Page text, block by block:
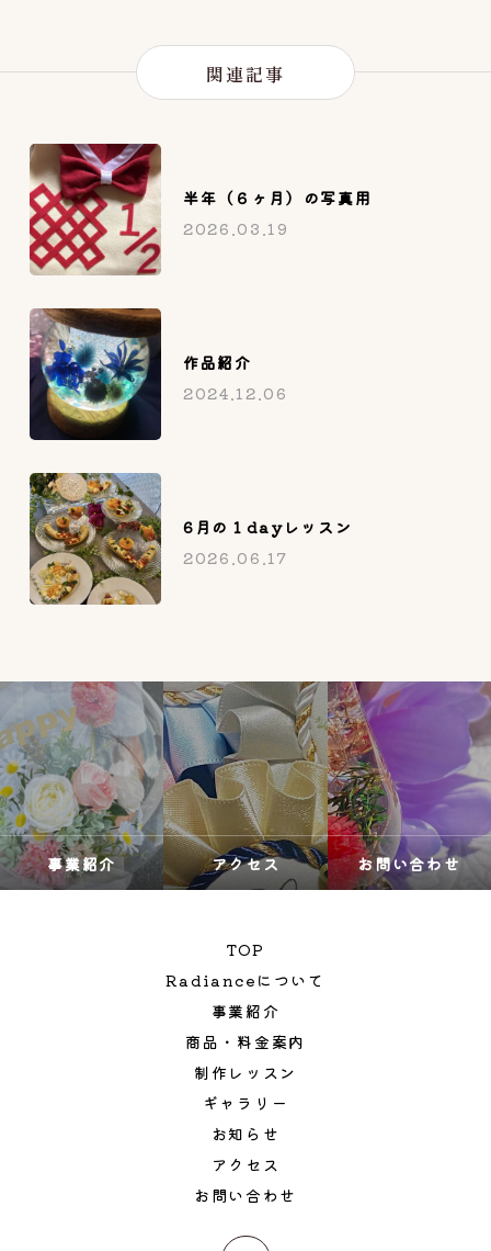
関連記事
半年（６ヶ月）の写真用
2026.03.19
作品紹介
2024.12.06
6月の１dayレッスン
2026.06.17
事業紹介 アクセス お問い合わせ
TOP
Radianceについて
事業紹介
商品・料金案内
制作レッスン
ギャラリー
お知らせ
アクセス
お問い合わせ